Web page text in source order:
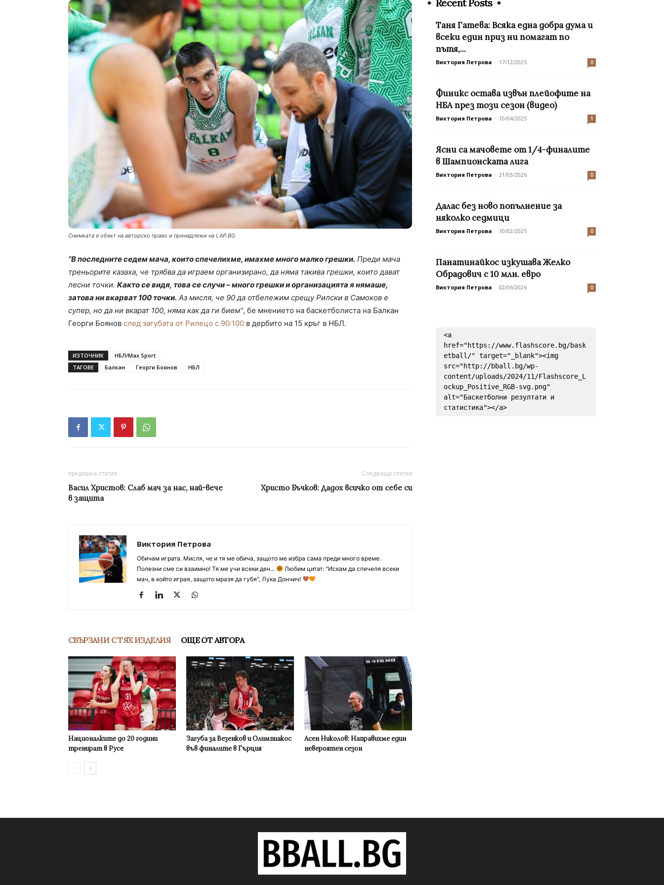
Снимката е обект на авторско право и принадлежи на LAP.BG
“В последните седем мача, които спечелихме, имахме много малко грешки. Преди мача
треньорите казаха, че трябва да играем организирано, да няма такива грешки, които дават
лесни точки. Както се видя, това се случи – много грешки и организацията я нямаше,
затова ни вкарват 100 точки. Аз мисля, че 90 да отбележим срещу Рилски в Самоков е
супер, но да ни вкарат 100, няма как да ги бием”, бе мнението на баскетболиста на Балкан
Георги Боянов след загубата от Рилецо с 90:100 в дербито на 15 кръг в НБЛ.
ИЗТОЧНИК
НБЛ/Max Sport
ТАГОВЕ
Балкан Георги Боянов НБЛ
предишна статия
Васил Христов: Слаб мач за нас, най-вече
в защита
Следваща статия
Христо Бъчков: Дадох всичко от себе си
Виктория Петрова
Обичам играта. Мисля, че и тя ме обича, защото ме избра сама преди много време.
Полезни сме си взаимно! Тя ме учи всеки ден...
Любим цитат: "Искам да спечеля всеки
мач, в който играя, защото мразя да губя", Лука Дончич!
СВЪРЗАНИ С ТЯХ ИЗДЕЛИЯ ОЩЕ ОТ АВТОРА
Националките до 20 години
тренират в Русе
Загуба за Везенков и Олимпиакос
във финалите в Гърция
Асен Николов: Направихме един
невероятен сезон
Recent Posts
Таня Гатева: Всяка една добра дума и
всеки един приз ни помагат по
пътя,...
Виктория Петрова - 17/12/2025 0
Финикс остава извън плейофите на
НБА през този сезон (видео)
Виктория Петрова - 10/04/2025 1
Ясни са мачовете от 1/4-финалите
в Шампионската лига
Виктория Петрова - 21/03/2026 0
Далас без ново попълнение за
няколко седмици
Виктория Петрова - 10/02/2025 0
Панатинайкос изкушава Желко
Обрадович с 10 млн. евро
Виктория Петрова - 02/06/2026 0
<a
href="https://www.flashscore.bg/bask
etball/" target="_blank"><img
src="http://bball.bg/wp-
content/uploads/2024/11/Flashscore_L
ockup_Positive_RGB-svg.png"
alt="Баскетболни резултати и
статистика"></a>